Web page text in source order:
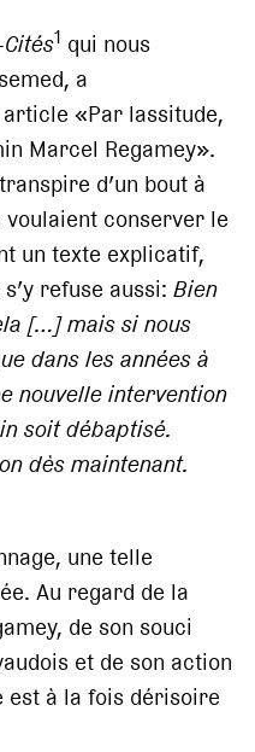
1 qui nous
a
«Par lassitude,
Marcel Regamey».
d’un bout à
voulaient conserver le
un texte explicatif,
refuse aussi:Bien
[…] mais si nous
dans les années à
nouvelle intervention
soit débaptisé.
dès maintenant.
une telle
Au regard de la
de son souci
et de son action
est à la fois dérisoire